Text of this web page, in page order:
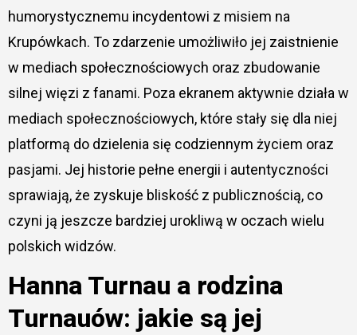
humorystycznemu incydentowi z misiem na
Krupówkach. To zdarzenie umożliwiło jej zaistnienie
w mediach społecznościowych oraz zbudowanie
silnej więzi z fanami. Poza ekranem aktywnie działa w
mediach społecznościowych, które stały się dla niej
platformą do dzielenia się codziennym życiem oraz
pasjami. Jej historie pełne energii i autentyczności
sprawiają, że zyskuje bliskość z publicznością, co
czyni ją jeszcze bardziej urokliwą w oczach wielu
polskich widzów.
Hanna Turnau a rodzina
Turnauów: jakie są jej